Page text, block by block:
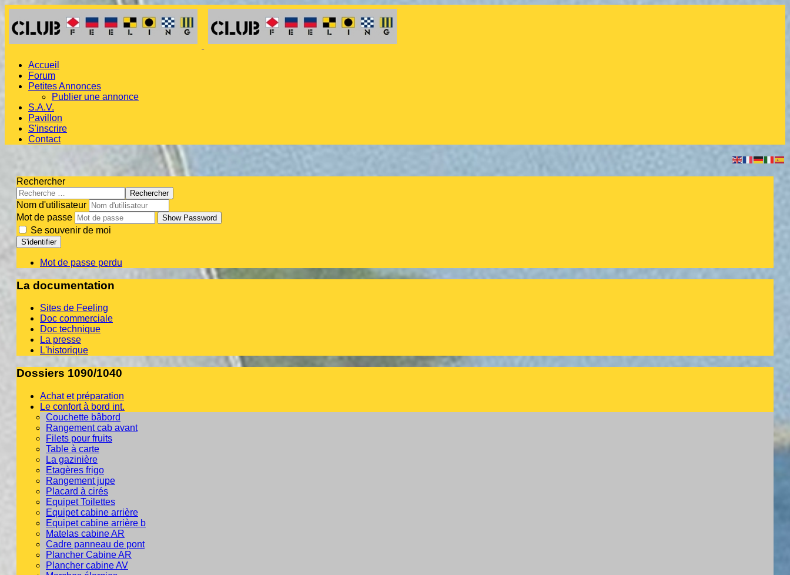
Accueil
Forum
Petites Annonces
Publier une annonce
S.A.V.
Pavillon
S'inscrire
Contact
Rechercher
Rechercher
Nom d'utilisateur
Mot de passe
Show Password
Se souvenir de moi
S'identifier
Mot de passe perdu
La documentation
Sites de Feeling
Doc commerciale
Doc technique
La presse
L'historique
Dossiers 1090/1040
Achat et préparation
Le confort à bord int.
Couchette bâbord
Rangement cab avant
Filets pour fruits
Table à carte
La gazinière
Etagères frigo
Rangement jupe
Placard à cirés
Equipet Toilettes
Equipet cabine arrière
Equipet cabine arrière b
Matelas cabine AR
Cadre panneau de pont
Plancher Cabine AR
Plancher cabine AV